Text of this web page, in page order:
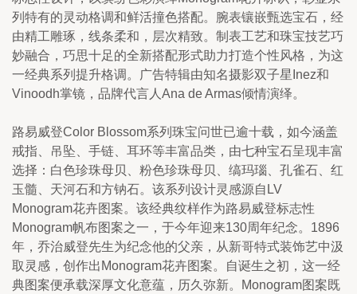
列特有的灵动格调和鲜活撞色搭配。腕表镶嵌甄选宝石，经
由精工雕琢，线条柔和，层次精致。制表工艺和珠宝技艺巧
妙融合，巧思十足的全新搭配形式助力打造个性风格，为这
一经典系列提升格调。广告特辑由知名摄影双子星Inez和
Vinoodh掌镜，品牌代言人Ana de Armas倾情演绎。
路易威登Color Blossom系列珠宝问世已逾十载，如今涵盖
戒指、吊坠、手链、耳环等丰富品类，由七种宝石呈现丰富
选择：白色珍珠母贝、粉色珍珠母贝、缟玛瑙、孔雀石、红
玉髓、天河石和方钠石。该系列设计灵感源自LV
Monogram花卉图案。该经典纹样作为路易威登标志性
Monogram帆布图案之一，于今年迎来130周年纪念。1896
年，乔治威登先生为纪念他的父亲，从新哥特式装饰艺中汲
取灵感，创作出Monogram花卉图案。自诞生之初，这一经
典图案便承载深厚文化意蕴，历久弥新。Monogram图案既